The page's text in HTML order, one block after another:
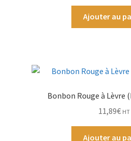
Ajouter au
Bonbon Rouge à Lèvre
11,89€ HT
Ajouter au